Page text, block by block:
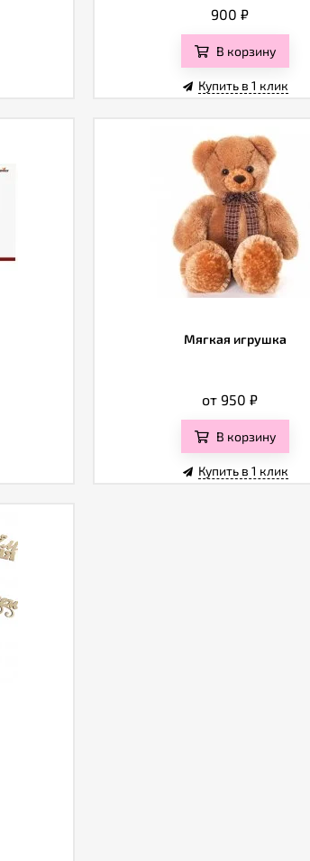
900 ₽
В корзину
Купить в 1 клик
Мягкая игрушка
от 950 ₽
В корзину
Купить в 1 клик